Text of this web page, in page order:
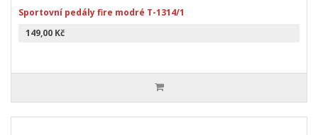
Sportovní pedály fire modré T-1314/1
149,00 Kč